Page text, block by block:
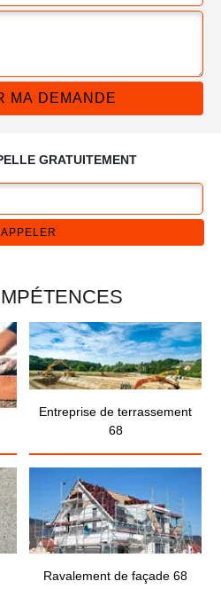
GRATUITEMENT
Entreprise de terrassement
68
Ravalement de façade 68